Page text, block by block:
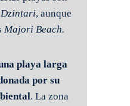
Dzintari, aunque
Majori Beach.
playa larga
por su
. La zona